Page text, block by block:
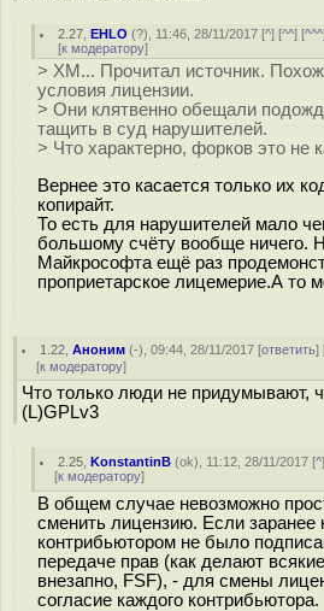
2.27 ,EHLO (?), 11:46, 28/11/2017 [^] [^^] [^^^
[к модератору]
> ХМ... Прочитал источник.
условия лицензии.
> Они клятвенно обещали
тащить в суд нарушителей.
> Что характерно, форков это не
Вернее это касается только их
копирайт.
То есть для нарушителей мало
большому счёту вообще ничего.
Майкрософта ещё раз
проприетарское лицемерие.А то
1.22 ,Аноним (-), 09:44, 28/11/2017 [ответить]
[к модератору]
Что только люди не придумывают,
(L)GPLv3
2.25 ,KonstantinB (ok), 11:12, 28/11/2017 [^
[к модератору]
В общем случае невозможно
сменить лицензию. Если
контрибьютором не было
передаче прав (как делают
внезапно, FSF), - для смены
согласие каждого контрибьютора.